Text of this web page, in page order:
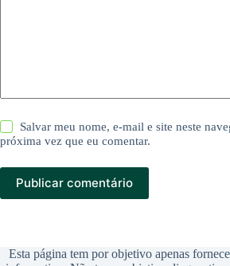
Salvar meu nome, e-mail e site neste
próxima vez que eu comentar.
Publicar comentário
Esta página tem por objetivo apenas